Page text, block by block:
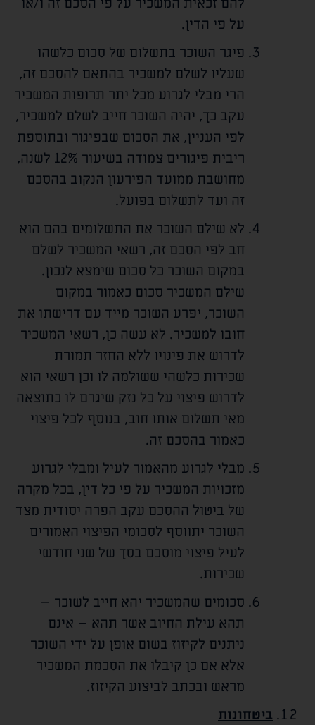
על פי הדין.
פיגר השוכר בתשלום של סכום כלשהו
שעליו לשלם למשכיר בהתאם להסכם זה,
הרי מבלי לגרוע מכל יתר תרופות המשכיר
עקב כך, יהיה השוכר חייב לשלם למשכיר,
לפי העניין, את הסכום שבפיגור ובתוספת
ריבית פיגורים צמודה בשיעור 12% לשנה,
מחושבת ממועד הפירעון הנקוב בהסכם
זה ועד לתשלום בפועל.
לא שילם השוכר את התשלומים בהם הוא
חב לפי הסכם זה, רשאי המשכיר לשלם
במקום השוכר כל סכום שימצא לנכון.
שילם המשכיר סכום כאמור במקום
השוכר, יפרע השוכר מייד עם דרישתו את
חובו למשכיר. לא עשה כן, רשאי המשכיר
לדרוש את פינויו ללא החזר תמורת
שכירות כלשהי ששולמה לו וכן רשאי הוא
לדרוש פיצוי על כל נזק שיגרם לו כתוצאה
מאי תשלום אותו חוב, בנוסף לכל פיצוי
כאמור בהסכם זה.
מבלי לגרוע מהאמור לעיל ומבלי לגרוע
מזכויות המשכיר על פי כל דין, בכל מקרה
של ביטול ההסכם עקב הפרה יסודית מצד
השוכר יתווסף לסכומי הפיצוי האמורים
לעיל פיצוי מוסכם בסך של שני חודשי
שכירות.
סכומים שהמשכיר יהא חייב לשוכר –
תהא עילת החיוב אשר תהא – אינם
ניתנים לקיזוז בשום אופן על ידי השוכר
אלא אם כן קיבלו את הסכמת המשכיר
מראש ובכתב לביצוע הקיזוז.
ביטחונות